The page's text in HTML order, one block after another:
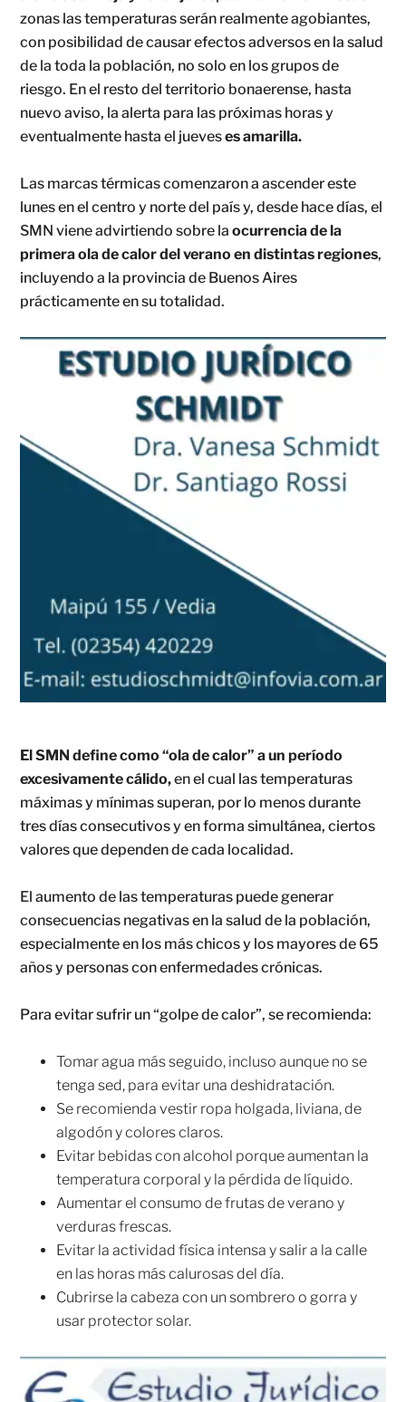
zonas las temperaturas serán realmente agobiantes,
con posibilidad de causar efectos adversos en la salud
de la toda la población, no solo en los grupos de
riesgo. En el resto del territorio bonaerense, hasta
nuevo aviso, la alerta para las próximas horas y
eventualmente hasta el jueveses amarilla.
Las marcas térmicas comenzaron a ascender este
lunes en el centro y norte del país y, desde hace días, el
SMN viene advirtiendo sobre laocurrencia de la
primera ola de calor del verano en distintas regiones,
incluyendo a la provincia de Buenos Aires
prácticamente en su totalidad.
El SMN define como “ola de calor” a un período
excesivamente cálido,en el cual las temperaturas
máximas y mínimas superan, por lo menos durante
tres días consecutivos y en forma simultánea, ciertos
valores que dependen de cada localidad.
El aumento de las temperaturas puede generar
consecuencias negativas en la salud de la población,
especialmente en los más chicos y los mayores de 65
años y personas con enfermedades crónicas.
Para evitar sufrir un “golpe de calor”, se recomienda:
Tomar agua más seguido, incluso aunque no se
tenga sed, para evitar una deshidratación.
Se recomienda vestir ropa holgada, liviana, de
algodón y colores claros.
Evitar bebidas con alcohol porque aumentan la
temperatura corporal y la pérdida de líquido.
Aumentar el consumo de frutas de verano y
verduras frescas.
Evitar la actividad física intensa y salir a la calle
en las horas más calurosas del día.
Cubrirse la cabeza con un sombrero o gorra y
usar protector solar.